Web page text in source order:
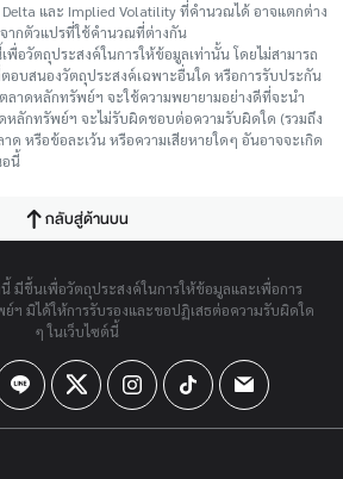
และ Implied Volatility ที่คำนวณได้ อาจแตกต่าง
ากตัวแปรที่ใช้คำนวณที่ต่างกัน
พื่อวัตถุประสงค์ในการให้ข้อมูลเท่านั้น โดยไม่สามารถ
ตอบสนองวัตถุประสงค์เฉพาะอื่นใด หรือการรับประกัน
าดหลักทรัพย์ฯ จะใช้ความพยายามอย่างดีที่จะนำ
หลักทรัพย์ฯ จะไม่รับผิดชอบต่อความรับผิดใด (รวมถึง
หรือข้อละเว้น หรือความเสียหายใดๆ อันอาจจะเกิด
อนี้
กลับสู่ด้านบน
มีขึ้นเพื่อวัตถุประสงค์ในการให้ข้อมูลและเพื่อการ
ฯ มิได้ให้การรับรองและขอปฏิเสธต่อความรับผิดใด
ๆ ในเว็บไซต์นี้